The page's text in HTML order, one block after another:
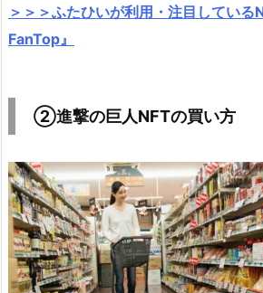
＞＞＞ふたひいが利用・注目してい
FanTop』
②進撃の巨人NFTの買い方